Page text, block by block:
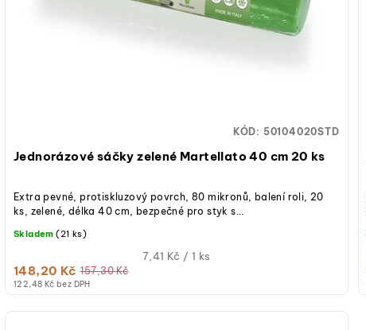
k
ů
Jednorázové sáčky zelené Martellato 40 cm 20 ks
122,48 Kč bez DPH
148,20 Kč 157,30 Kč
Měrná
7,41 Kč / 1 ks
Skladem (21 ks)
Extra pevné, protiskluzový povrch, 80 mikronů, balení roli, 20
ks, zelené, délka 40 cm, bezpečné pro styk s...
KÓD: 50104020STD